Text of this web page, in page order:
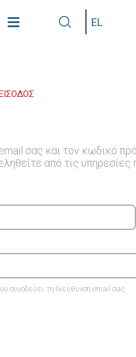
see
our
get
our
grap
some
σας και τον κωδικό
από τις
συνοδεύει τη διεύθυνση email σας.